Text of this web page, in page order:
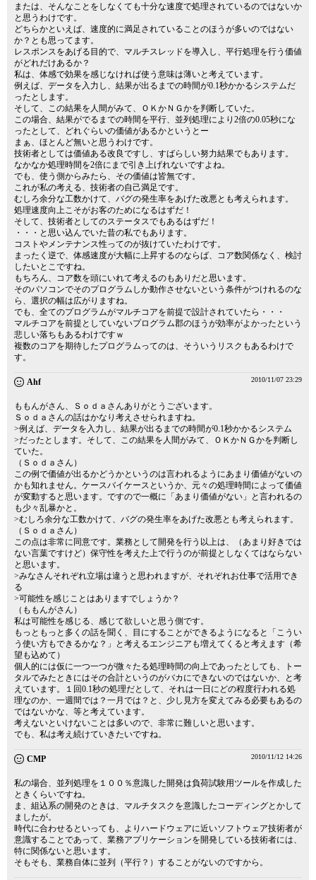
または、そんなことをしなくても十分な速度で処理されているのではないか
と思うわけです。
どちらかといえば、速度的に満足されていることのほうが多いのではない
か？とも思ってます。
レスポンスをあげる目的で、マルチスレッドを導入し、平行処理を行う価値
がどれだけあるか？
私は、体感で効果を感じなければ使う意味は薄いと考えています。
例えば、データを入力し、結果が出るまでの時間が0.1秒かかるシステムだ
ったとします。
そして、この結果を人間がみて、ＯＫかＮＧかを判断していた。
この場合、結果がでるまでの時間を平行、並列処理により2倍の0.05秒にな
ったとして、どれぐらいの価値があるかというとー
まぁ、ほとんど無いと思うわけです。
技術者としては価値ある改良ですし、すばらしい努力結果でもあります。
なかなか処理時間を2倍にまで引き上げれないですよね。
でも、使う側からみたら、その価値は皆無です。
これが私の考える、技術者の自己満足です。
むしろ余分な工数かけて、バグの発生率をあげた改悪とも考えられます。
処理速度向上こそがお客のためになるはずだ！
そして、技術者としてのステータスでもあるはずだ！
・・・と思い込んでいた昔の私でもあります。
コストやメンテナンス性ってのが抜けていたわけです。
まったく逆で、体感速度が大幅に上昇するのならば、コア数関係なく、検討
したいとこですね。
もちろん、コア数を頭にいれて考えるのもありだと思います。
そのパソコンでそのプログラムしか動作させないという条件がつけれるのな
ら、選択の幅は広がりますね。
でも、全てのプログラムがマルチコアを前提で設計されていたら・・・
マルチコアを前提としていないプログラム郡のほうが効率がよかったという
悲しい落ちもあるわけですｗ
複数のコアを期待したプログラムってのは、そういうリスクもあるわけで
す。
Ahf 2010/11/07 23:29
ももんがさん、Ｓｏｄａさんありがとうございます。
Ｓｏｄａさんの話はかなり考えさせられますね。
>例えば、データを入力し、結果が出るまでの時間が0.1秒かかるシステム
>だったとします。そして、この結果を人間がみて、ＯＫかＮＧかを判断し
ていた。
（Ｓｏｄａさん）
この例で価値が出るかどうかというのは言われるようにあまり価値がないの
かも知れません。ケースバイケースというか、元々の処理時間によって価値
が変動すると思います。ですので一概に「あまり価値がない」と言われるの
も少々乱暴かと。
>むしろ余分な工数かけて、バグの発生率をあげた改悪とも考えられます。
（Ｓｏｄａさん）
この点は非常に同意です。業務として開発を行う以上は、（あまり好きでは
ない言葉ですけど）保守性を考えた上で行うのが前提としなくてはならない
と思います。
>みなさんそれぞれ立場は違うと思われますが、それぞれお仕事で活用でき
る
>可能性を感じことはありますでしょうか？
（ももんがさん）
私は可能性を感じる、感じて欲しいと思う側です。
もっともっと多くの話を聞く、目にすることができるようになると「こうい
う使い方もできるかな？」と考えるエンジニアも増えてくると考えます（希
望も込めて）
個人的には仮に一つ一つが微々たる処理時間の向上であったとしても、トー
タルでみたときにはその合計というのがバカにできないのではないか、と考
えています。１回0.1秒の処理だとして、それは一日にどの程度行われる処
理なのか、一週間では？一月では？と、少し見方を変えてみる必要もあるの
ではないかな、等と考えています。
考えないといけないことは多いので、非常に難しいと思います。
でも、私は考え続けていきたいですね。
CMP 2010/11/12 14:26
私の場合、並列処理を１００％意識した開発は負荷試験用ツールを作成した
ときくらいですね。
ま、組込系の開発のときは、マルチタスクを意識したコーディングとかして
ましたが。
時代に合わせるといっても、よりハードウェアに近いソフトウェア技術者が
意識することであって、業務アプリケーションを開発している技術者には、
特に関係ないと思います。
そもそも、業務自体に並列（平行？）することがないのですから。